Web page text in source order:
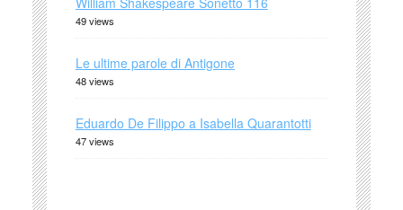
49 views
Le ultime parole di Antigone
48 views
Eduardo De Filippo a Isabella Quarantotti
47 views